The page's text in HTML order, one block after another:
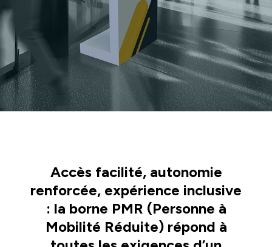
Accès facilité, autonomie
renforcée, expérience inclusive
: la borne PMR (Personne à
Mobilité Réduite) répond à